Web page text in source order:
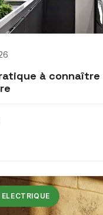
à connaître